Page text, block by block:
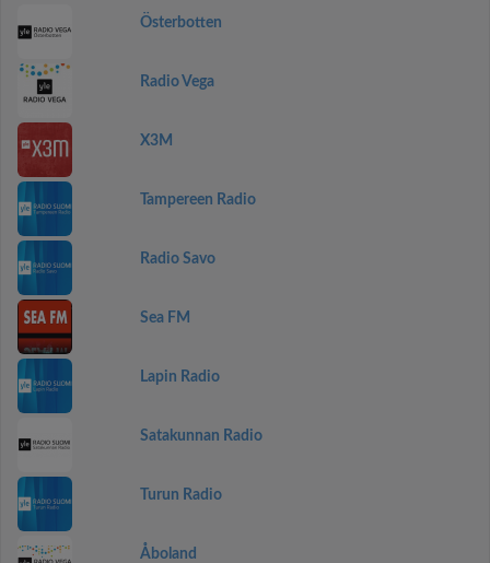
Österbotten
Radio Vega
X3M
Tampereen Radio
Radio Savo
Sea FM
Lapin Radio
Satakunnan Radio
Turun Radio
Åboland